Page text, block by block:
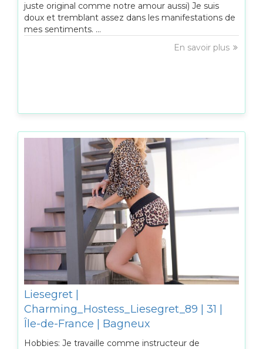
juste original comme notre amour aussi) Je suis
doux et tremblant assez dans les manifestations de
mes sentiments. ...
En savoir plus
Liesegret |
Charming_Hostess_Liesegret_89 | 31 |
Île-de-France | Bagneux
Hobbies: Je travaille comme instructeur de